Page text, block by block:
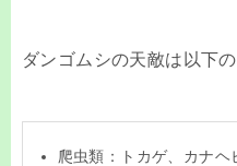
ダンゴムシの天敵は以下
爬虫類：トカゲ、カナヘ